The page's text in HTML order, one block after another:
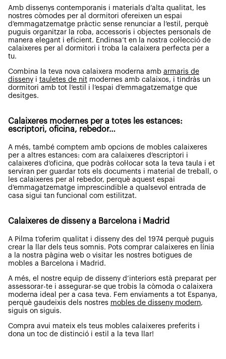
Amb dissenys contemporanis i materials d’alta qualitat, les
nostres còmodes per al dormitori ofereixen un espai
d’emmagatzematge pràctic sense renunciar a l’estil, perquè
puguis organitzar la roba, accessoris i objectes personals de
manera elegant i eficient. Endinsa’t en la nostra col·lecció de
calaixeres per al dormitori i troba la calaixera perfecta per a
tu.
Combina la teva nova calaixera moderna amb armaris de
dissenyi tauletes de nitmodernes amb calaixos, i tindràs un
dormitori amb tot l’estil i l’espai d’emmagatzematge que
desitges.
Calaixeres modernes per a totes les estances:
escriptori, oficina, rebedor…
A més, també comptem amb opcions de mobles calaixeres
per a altres estances: com ara calaixeres d’escriptori i
calaixeres d’oficina, que podràs col·locar sota la teva taula i et
serviran per guardar tots els documents i material de treball, o
les calaixeres per al rebedor, perquè aquest espai
d’emmagatzematge imprescindible a qualsevol entrada de
casa sigui tan funcional com estilitzat.
Calaixeres de disseny a Barcelona i Madrid
A Pilma t’oferim qualitat i disseny des del 1974 perquè puguis
crear la llar dels teus somnis. Pots comprar calaixeres en línia
a la nostra pàgina web o visitar les nostres botigues de
mobles a Barcelona i Madrid.
A més, el nostre equip de disseny d’interiors està preparat per
assessorar-te i assegurar-se que trobis la còmoda o calaixera
moderna ideal per a casa teva. Fem enviaments a tot Espanya,
perquè gaudeixis dels nostres mobles de disseny modern,
siguis on siguis.
Compra avui mateix els teus mobles calaixeres preferits i
dona un toc de distinció i estil a la teva llar!